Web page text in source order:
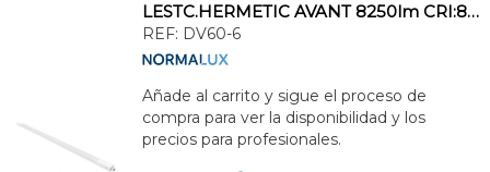
LESTC.HERMETIC AVANT 8250lm CRI:80 6000K 135° DF.POLIC.OPAL STD.BL 1500x53x41mm
REF: DV60-6
Añade al carrito y sigue el proceso de
compra para ver la disponibilidad y los
precios para profesionales.